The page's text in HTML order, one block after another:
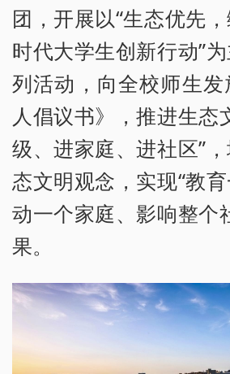
团，开展以“生态优先
时代大学生创新行动”
列活动，向全校师生
人倡议书》，推进生态
级、进家庭、进社区”
态文明观念，实现“教
动一个家庭、影响整个
果。